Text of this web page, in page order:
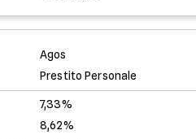
Agos
Prestito Personale
7,33%
8,62%